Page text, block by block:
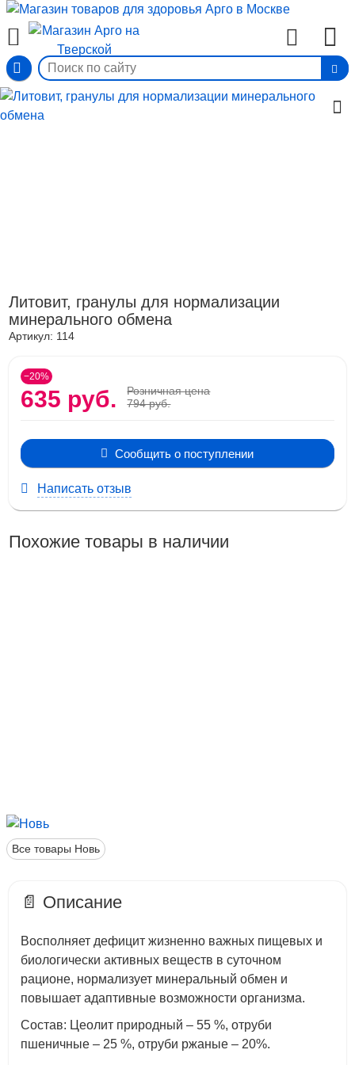
Литовит, гранулы для нормализации
минерального обмена
Артикул: 114
−20%
635 руб.
Розничная цена
794 руб.
Сообщить о поступлении
Написать отзыв
Похожие товары в наличии
пакетиках)
Все товары Новь
📄 Описание
Восполняет дефицит жизненно важных пищевых и
биологически активных веществ в суточном
рационе, нормализует минеральный обмен и
повышает адаптивные возможности организма.
Состав: Цеолит природный – 55 %, отруби
пшеничные – 25 %, отруби ржаные – 20%.